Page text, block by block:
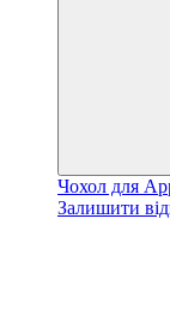
Чохол для
Залишити